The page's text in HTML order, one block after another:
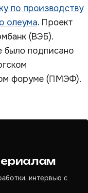
по производству
олеума. Проект
(ВЭБ).
было подписано
форуме (ПМЭФ).
интервью с